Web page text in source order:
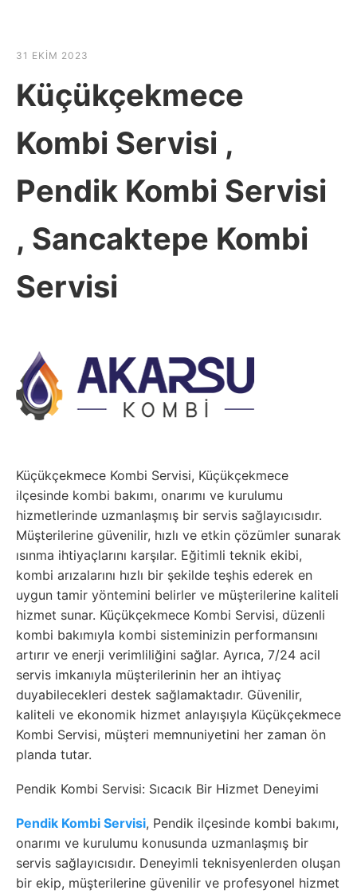
31 EKIM 2023
Küçükçekmece
Kombi Servisi ,
Pendik Kombi Servisi
, Sancaktepe Kombi
Servisi
Küçükçekmece Kombi Servisi, Küçükçekmece
ilçesinde kombi bakımı, onarımı ve kurulumu
hizmetlerinde uzmanlaşmış bir servis sağlayıcısıdır.
Müşterilerine güvenilir, hızlı ve etkin çözümler sunarak
ısınma ihtiyaçlarını karşılar. Eğitimli teknik ekibi,
kombi arızalarını hızlı bir şekilde teşhis ederek en
uygun tamir yöntemini belirler ve müşterilerine kaliteli
hizmet sunar. Küçükçekmece Kombi Servisi, düzenli
kombi bakımıyla kombi sisteminizin performansını
artırır ve enerji verimliliğini sağlar. Ayrıca, 7/24 acil
servis imkanıyla müşterilerinin her an ihtiyaç
duyabilecekleri destek sağlamaktadır. Güvenilir,
kaliteli ve ekonomik hizmet anlayışıyla Küçükçekmece
Kombi Servisi, müşteri memnuniyetini her zaman ön
planda tutar.
Pendik Kombi Servisi: Sıcacık Bir Hizmet Deneyimi
Pendik Kombi Servisi, Pendik ilçesinde kombi bakımı,
onarımı ve kurulumu konusunda uzmanlaşmış bir
servis sağlayıcısıdır. Deneyimli teknisyenlerden oluşan
bir ekip, müşterilerine güvenilir ve profesyonel hizmet